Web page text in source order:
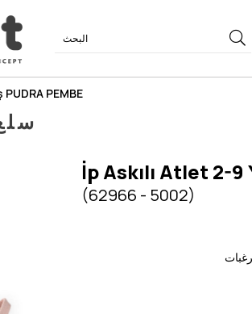
PEMBE
İp Askılı Atlet 2-9
(62966 - 5002)